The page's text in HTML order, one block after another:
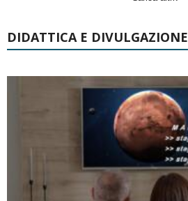
DIDATTICA E DIVULGAZIONE